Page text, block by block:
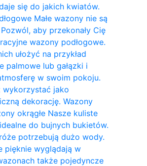
się do jakich kwiatów.
Małe wazony nie są
aby przekonały Cię
wazony podłogowe.
ułożyć na przykład
palmowe lub gałązki i
w swoim pokoju.
wykorzystać jako
dekorację. Wazony
okrągłe Nasze kuliste
do bujnych bukietów.
potrzebują dużo wody.
pięknie wyglądają w
także pojedyncze